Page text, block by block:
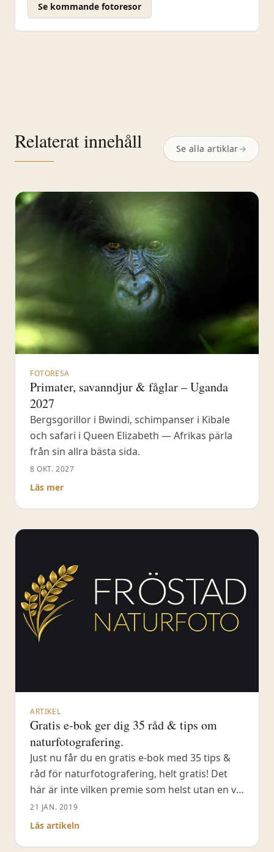
Se kommande fotoresor
Relaterat innehåll Se alla artiklar→
FOTORESA
Primater, savanndjur & fåglar – Uganda
2027
Bergsgorillor i Bwindi, schimpanser i Kibale
och safari i Queen Elizabeth — Afrikas pärla
från sin allra bästa sida.
8 OKT. 2027
Läs mer
ARTIKEL
Gratis e-bok ger dig 35 råd & tips om
naturfotografering.
Just nu får du en gratis e-bok med 35 tips &
råd för naturfotografering, helt gratis! Det
här är inte vilken premie som helst utan en väl
genomarbetad e-bok där jag hoppas att du
kan snappa upp både det ena och det andra
21 JAN. 2019
Läs artikeln